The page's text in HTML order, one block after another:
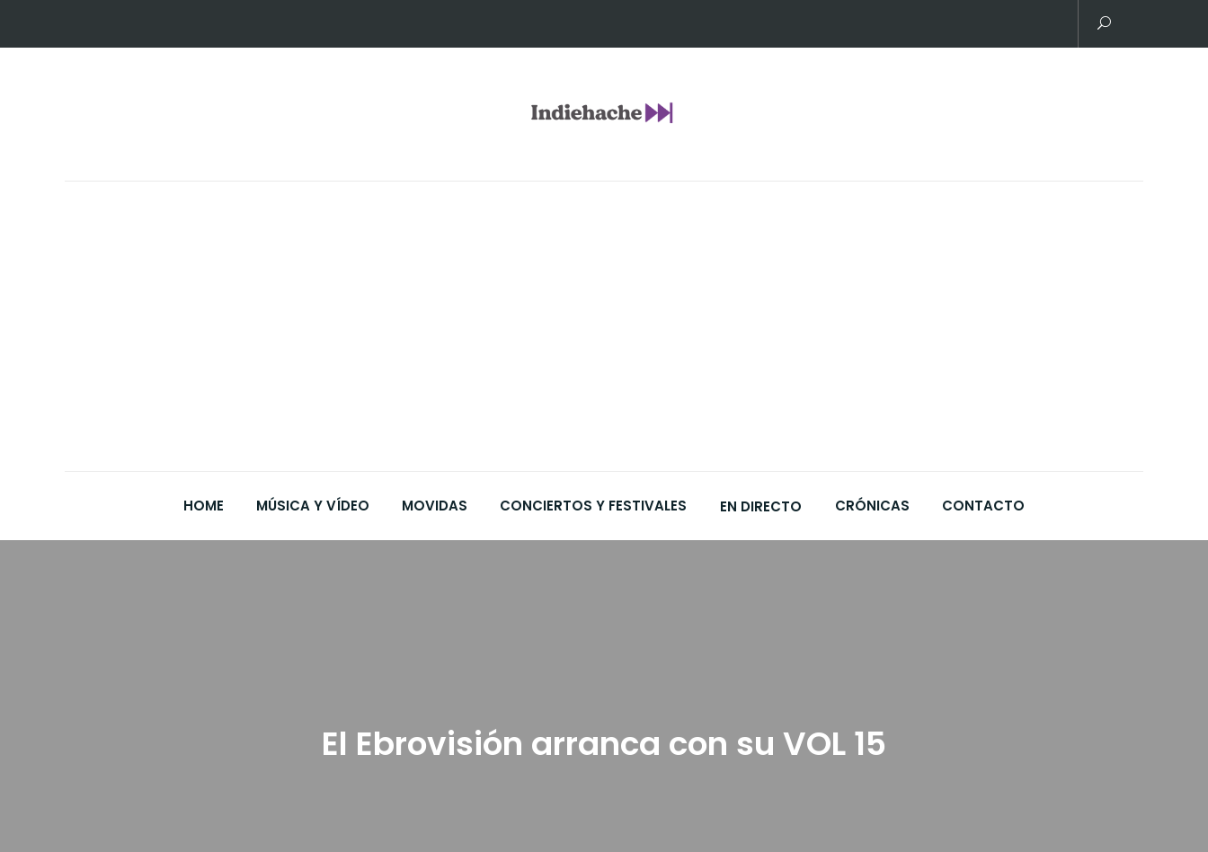
HOME MÚSICA Y VÍDEO MOVIDAS CONCIERTOS Y FESTIVALES EN DIRECTO CRÓNICAS CONTACTO
El Ebrovisión arranca con su VOL 15